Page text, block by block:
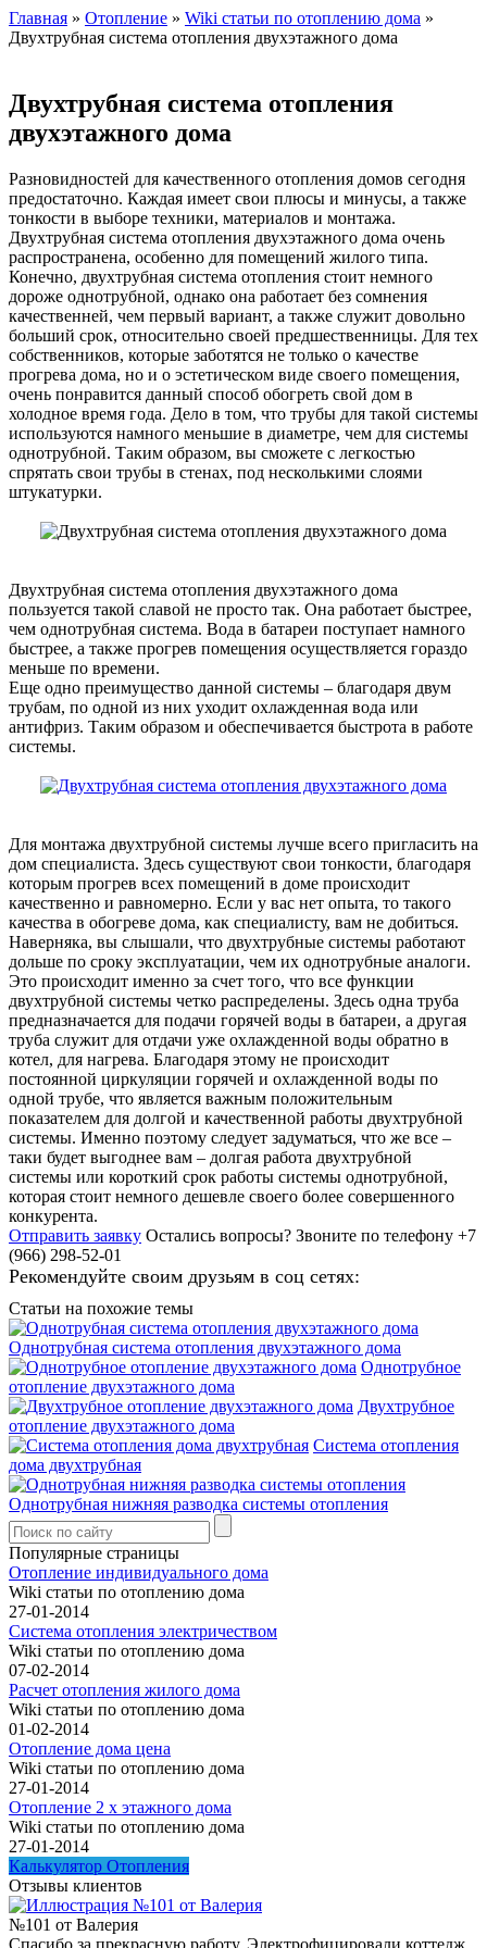
Главная » Отопление » Wiki статьи по отоплению дома »
Двухтрубная система отопления двухэтажного дома
Двухтрубная система отопления
двухэтажного дома
Разновидностей для качественного отопления домов сегодня
предостаточно. Каждая имеет свои плюсы и минусы, а также
тонкости в выборе техники, материалов и монтажа.
Двухтрубная система отопления двухэтажного дома очень
распространена, особенно для помещений жилого типа.
Конечно, двухтрубная система отопления стоит немного
дороже однотрубной, однако она работает без сомнения
качественней, чем первый вариант, а также служит довольно
больший срок, относительно своей предшественницы. Для тех
собственников, которые заботятся не только о качестве
прогрева дома, но и о эстетическом виде своего помещения,
очень понравится данный способ обогреть свой дом в
холодное время года. Дело в том, что трубы для такой системы
используются намного меньшие в диаметре, чем для системы
однотрубной. Таким образом, вы сможете с легкостью
спрятать свои трубы в стенах, под несколькими слоями
штукатурки.
Двухтрубная система отопления двухэтажного дома
пользуется такой славой не просто так. Она работает быстрее,
чем однотрубная система. Вода в батареи поступает намного
быстрее, а также прогрев помещения осуществляется гораздо
меньше по времени.
Еще одно преимущество данной системы – благодаря двум
трубам, по одной из них уходит охлажденная вода или
антифриз. Таким образом и обеспечивается быстрота в работе
системы.
Для монтажа двухтрубной системы лучше всего пригласить на
дом специалиста. Здесь существуют свои тонкости, благодаря
которым прогрев всех помещений в доме происходит
качественно и равномерно. Если у вас нет опыта, то такого
качества в обогреве дома, как специалисту, вам не добиться.
Наверняка, вы слышали, что двухтрубные системы работают
дольше по сроку эксплуатации, чем их однотрубные аналоги.
Это происходит именно за счет того, что все функции
двухтрубной системы четко распределены. Здесь одна труба
предназначается для подачи горячей воды в батареи, а другая
труба служит для отдачи уже охлажденной воды обратно в
котел, для нагрева. Благодаря этому не происходит
постоянной циркуляции горячей и охлажденной воды по
одной трубе, что является важным положительным
показателем для долгой и качественной работы двухтрубной
системы. Именно поэтому следует задуматься, что же все –
таки будет выгоднее вам – долгая работа двухтрубной
системы или короткий срок работы системы однотрубной,
которая стоит немного дешевле своего более совершенного
конкурента.
Отправить заявку Остались вопросы? Звоните по телефону +7
(966) 298-52-01
Рекомендуйте своим друзьям в соц сетях:
Статьи на похожие темы
Однотрубная система отопления двухэтажного дома
Однотрубное
отопление двухэтажного дома
Двухтрубное
отопление двухэтажного дома
Система отопления
дома двухтрубная
Однотрубная нижняя разводка системы отопления
Популярные страницы
Отопление индивидуального дома
Wiki статьи по отоплению дома
27-01-2014
Система отопления электричеством
Wiki статьи по отоплению дома
07-02-2014
Расчет отопления жилого дома
Wiki статьи по отоплению дома
01-02-2014
Отопление дома цена
Wiki статьи по отоплению дома
27-01-2014
Отопление 2 х этажного дома
Wiki статьи по отоплению дома
27-01-2014
Калькулятор Отопления
Отзывы клиентов
№101 от Валерия
Спасибо за прекрасную работу. Электрофицировали коттедж